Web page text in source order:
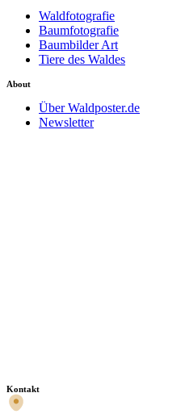
Waldfotografie
Baumfotografie
Baumbilder Art
Tiere des Waldes
About
Über Waldposter.de
Newsletter
Kontakt